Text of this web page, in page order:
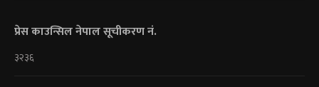
प्रेस काउन्सिल नेपाल सूचीकरण नं.
३२३६